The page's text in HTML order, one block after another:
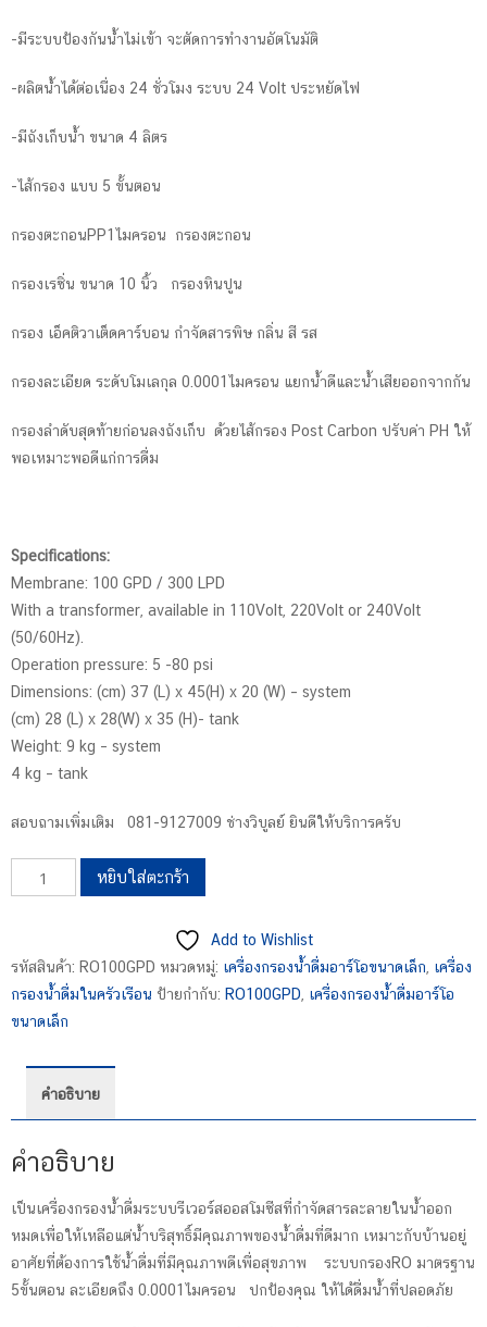
-มีระบบป้องกันน้ำไม่เข้า จะตัดการทำงานอัตโนมัติ
-ผลิตน้ำได้ต่อเนื่อง 24 ชั่วโมง ระบบ 24 Volt ประหยัดไฟ
-มีถังเก็บน้ำ ขนาด 4 ลิตร
-ไส้กรอง แบบ 5 ขั้นตอน
กรองตะกอนPP1ไมครอน กรองตะกอน
กรองเรซิ่น ขนาด 10 นิ้ว กรองหินปูน
กรอง เอ็คติวาเต็ดคาร์บอน กำจัดสารพิษ กลิ่น สี รส
กรองละเอียด ระดับโมเลกุล 0.0001ไมครอน แยกน้ำดีและน้ำเสียออกจากกัน
กรองลำดับสุดท้ายก่อนลงถังเก็บ ด้วยไส้กรอง Post Carbon ปรับค่า PH ให้
พอเหมาะพอดีแก่การดื่ม
Specifications:
Membrane: 100 GPD / 300 LPD
With a transformer, available in 110Volt, 220Volt or 240Volt
(50/60Hz).
Operation pressure: 5 -80 psi
Dimensions: (cm) 37 (L) x 45(H) x 20 (W) – system
(cm) 28 (L) x 28(W) x 35 (H)- tank
Weight: 9 kg – system
4 kg – tank
สอบถามเพิ่มเติม 081-9127009 ช่างวิบูลย์ ยินดีให้บริการครับ
จำนวน
เครื่อง
หยิบใส่ตะกร้า
Add to Wishlist
รหัสสินค้า: RO100GPD หมวดหมู่: เครื่องกรองน้ำดื่มอาร์โอขนาดเล็ก เครื่อง
กรองน้ำดื่มในครัวเรือน ป้ายกำกับ: RO100GPD เครื่องกรองน้ำดื่มอาร์โอ
ขนาดเล็ก
คำอธิบาย
คำอธิบาย
เป็นเครื่องกรองน้ำดื่มระบบรีเวอร์สออสโมซีสที่กำจัดสารละลายในน้ำออก
หมดเพื่อให้เหลือแต่น้ำบริสุทธิ์มีคุณภาพของน้ำดื่มที่ดีมาก เหมาะกับบ้านอยู่
อาศัยที่ต้องการใช้น้ำดื่มที่มีคุณภาพดีเพื่อสุขภาพ ระบบกรองRO มาตรฐาน
5ขั้นตอน ละเอียดถึง 0.0001ไมครอน ปกป้องคุณ ให้ได้ดื่มน้ำที่ปลอดภัย